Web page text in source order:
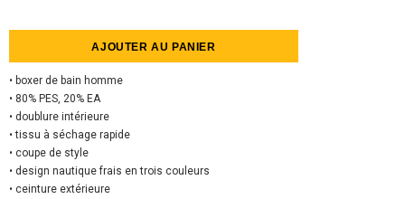
• boxer de bain homme
• 80% PES, 20% EA
• doublure intérieure
• tissu à séchage rapide
• coupe de style
• design nautique frais en trois couleurs
• ceinture extérieure